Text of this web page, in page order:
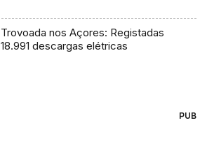
Trovoada nos Açores: Registadas
18.991 descargas elétricas
PUB